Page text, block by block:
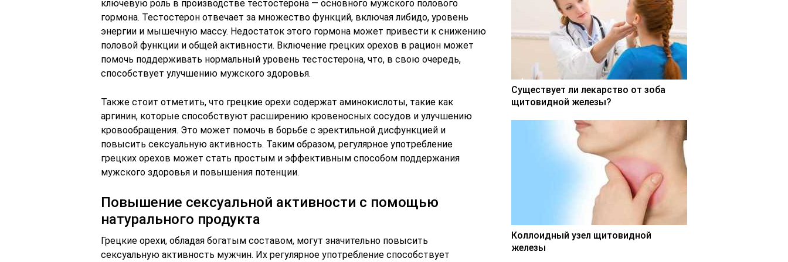
ключевую роль в производстве тестостерона — основного мужского полового
гормона. Тестостерон отвечает за множество функций, включая либидо, уровень
энергии и мышечную массу. Недостаток этого гормона может привести к снижению
половой функции и общей активности. Включение грецких орехов в рацион может
помочь поддерживать нормальный уровень тестостерона, что, в свою очередь,
способствует улучшению мужского здоровья.
Также стоит отметить, что грецкие орехи содержат аминокислоты, такие как
аргинин, которые способствуют расширению кровеносных сосудов и улучшению
кровообращения. Это может помочь в борьбе с эректильной дисфункцией и
повысить сексуальную активность. Таким образом, регулярное употребление
грецких орехов может стать простым и эффективным способом поддержания
мужского здоровья и повышения потенции.
Повышение сексуальной активности с помощью
натурального продукта
Грецкие орехи, обладая богатым составом, могут значительно повысить
сексуальную активность мужчин. Их регулярное употребление способствует
Существует ли лекарство от зоба
щитовидной железы?
Коллоидный узел щитовидной
железы